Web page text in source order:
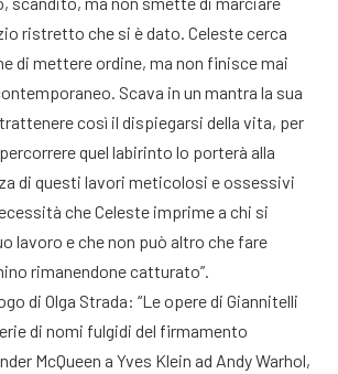
ristretto che si è dato. Celeste cerca
di mettere ordine, ma non finisce mai
Scava in un mantra la sua
così il dispiegarsi della vita, per
quel labirinto lo porterà alla
di questi lavori meticolosi e ossessivi
che Celeste imprime a chi si
lavoro e che non può altro che fare
rimanendone catturato”.
di Olga Strada: “Le opere di Giannitelli
di nomi fulgidi del firmamento
McQueen a Yves Klein ad Andy Warhol,